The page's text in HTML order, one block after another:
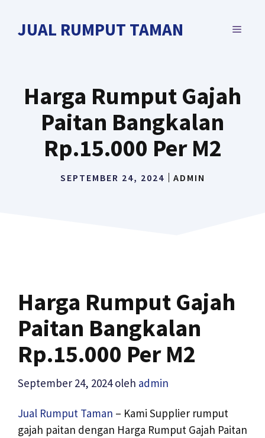
JUAL RUMPUT TAMAN MENU
Harga Rumput Gajah
Paitan Bangkalan
Rp.15.000 Per M2
SEPTEMBER 24, 2024 ADMIN
Harga Rumput Gajah
Paitan Bangkalan
Rp.15.000 Per M2
September 24, 2024 oleh admin
Jual Rumput Taman – Kami Supplier rumput
gajah paitan dengan Harga Rumput Gajah Paitan